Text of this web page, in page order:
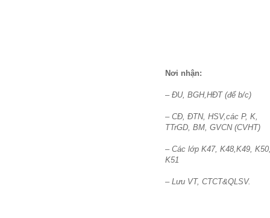
Nơi nhận:
– ĐU, BGH,HĐT (để b/c)
– CĐ, ĐTN, HSV,các P, K,
TTrGD, BM, GVCN (CVHT)
– Các lớp K47, K48,K49,
K51
– Lưu VT, CTCT&QLSV.